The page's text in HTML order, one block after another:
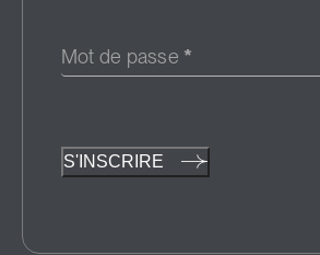
Mot de passe *
S'INSCRIRE